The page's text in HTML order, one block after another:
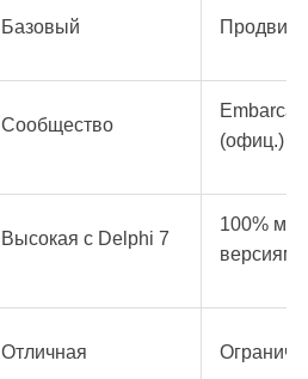
Базовый
Сообщество
(офиц.)
Высокая с Delphi 7
100%
версиями
Отличная